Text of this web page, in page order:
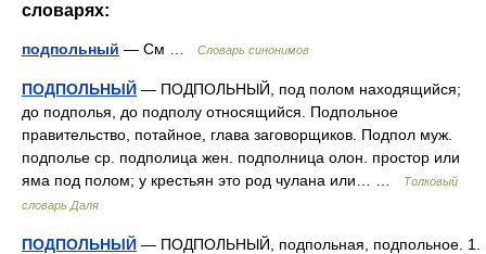
словарях:
подпольный — См … Словарь синонимов
ПОДПОЛЬНЫЙ — ПОДПОЛЬНЫЙ, под полом находящийся;
до подполья, до подполу относящийся. Подпольное
правительство, потайное, глава заговорщиков. Подпол муж.
подполье ср. подполица жен. подполница олон. простор или
яма под полом; у крестьян это род чулана или… …
Толковый
словарь Даля
ПОДПОЛЬНЫЙ — ПОДПОЛЬНЫЙ, подпольная, подпольное. 1.